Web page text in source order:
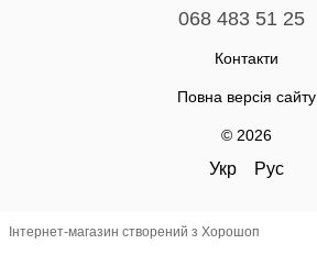
068 483 51 25
Контакти
Повна версія сайту
© 2026
Укр Рус
Інтернет-магазин створений з Хорошоп